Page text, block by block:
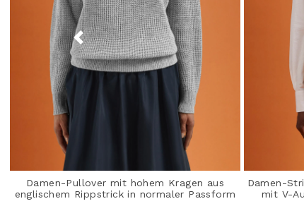
Damen-Pullover mit hohem Kragen aus
englischem Rippstrick in normaler Passform
Damen-
mit V-